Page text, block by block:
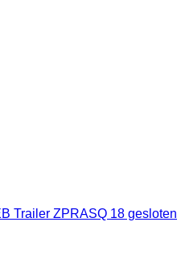
Trailer ZPRASQ 18 gesloten